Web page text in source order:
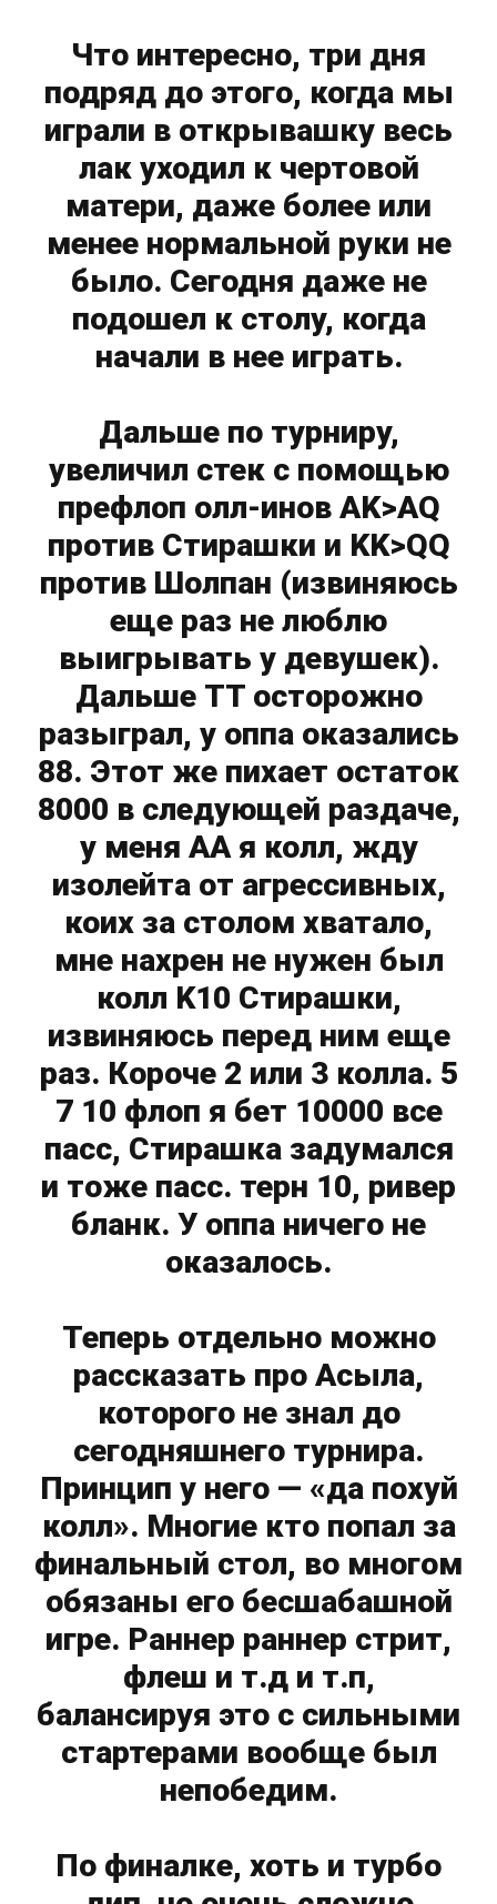
Что интересно, три дня
подряд до этого, когда мы
играли в открывашку весь
лак уходил к чертовой
матери, даже более или
менее нормальной руки не
было. Сегодня даже не
подошел к столу, когда
начали в нее играть.
Дальше по турниру,
увеличил стек с помощью
префлоп олл-инов AK>AQ
против Стирашки и KK>QQ
против Шолпан (извиняюсь
еще раз не люблю
выигрывать у девушек).
Дальше TT осторожно
разыграл, у оппа оказались
88. Этот же пихает остаток
8000 в следующей раздаче,
у меня AA я колл, жду
изолейта от агрессивных,
коих за столом хватало,
мне нахрен не нужен был
колл K10 Стирашки,
извиняюсь перед ним еще
раз. Короче 2 или 3 колла. 5
7 10 флоп я бет 10000 все
пасс, Стирашка задумался
и тоже пасс. терн 10, ривер
бланк. У оппа ничего не
оказалось.
Теперь отдельно можно
рассказать про Асыла,
которого не знал до
сегодняшнего турнира.
Принцип у него — «да похуй
колл». Многие кто попал за
финальный стол, во многом
обязаны его бесшабашной
игре. Раннер раннер стрит,
флеш и т.д и т.п,
балансируя это с сильными
стартерами вообще был
непобедим.
По финалке, хоть и турбо